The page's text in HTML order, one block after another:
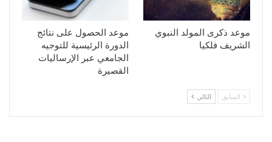
موعد ذكرى المولد النبوي
الشريف فلكيا
موعد الحصول على نتائج
الدورة الرئيسية للتوجيه
الجامعي عبر الإرساليات
القصيرة
السابق التالي